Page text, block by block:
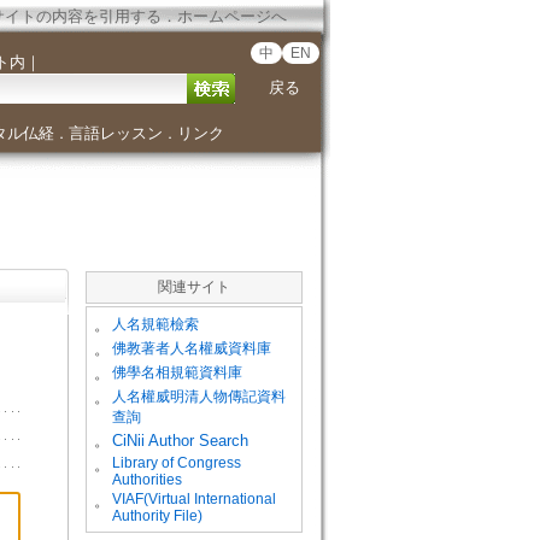
イトの内容を引用する．ホームページへ
内 ｜ 中 EN
戻る
ル仏経． 言語レッスン ． リンク
関連サイト
。 人名規範檢索
。 佛教著者人名權威資料庫
。 佛學名相規範資料庫
。
人名權威明清人物傳記資料
查詢
。
CiNii Author Search
。
Library of Congress
Authorities
。
VIAF(Virtual International
Authority File)